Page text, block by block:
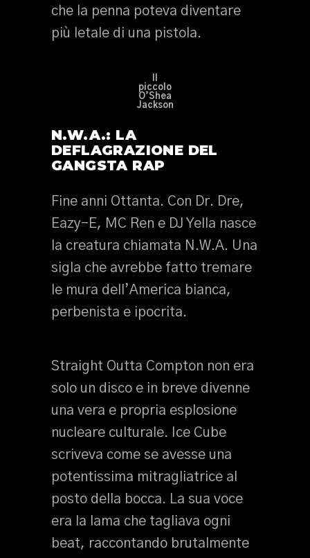
che la penna poteva diventare
più letale di una pistola.
piccolo
O’Shea
Jackson
N.W.A.: LA
DEFLAGRAZIONE DEL
GANGSTA RAP
Fine anni Ottanta. Con Dr. Dre,
Eazy-E, MC Ren e DJ Yella nasce
la creatura chiamata N.W.A. Una
sigla che avrebbe fatto tremare
le mura dell’America bianca,
perbenista e ipocrita.
Straight Outta Compton non era
solo un disco e in breve divenne
una vera e propria esplosione
nucleare culturale. Ice Cube
scriveva come se avesse una
potentissima mitragliatrice al
posto della bocca. La sua voce
era la lama che tagliava ogni
beat, raccontando brutalmente